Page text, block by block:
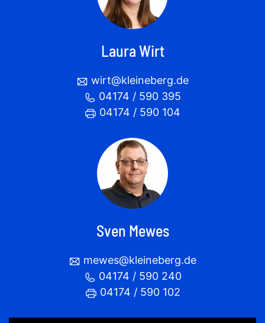
Laura Wirt
wirt@kleineberg.de
04174 / 590 395
04174 / 590 104
Sven Mewes
mewes@kleineberg.de
04174 / 590 240
04174 / 590 102